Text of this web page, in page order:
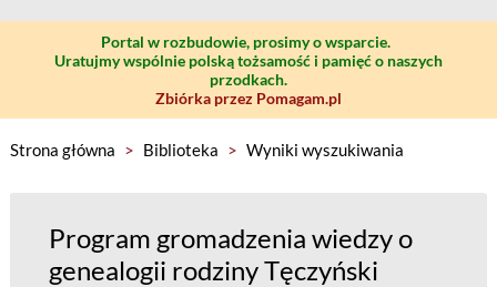
Portal w rozbudowie, prosimy o wsparcie.
Uratujmy wspólnie polską tożsamość i pamięć o naszych
przodkach.
Zbiórka przez Pomagam.pl
Strona główna > Biblioteka > Wyniki wyszukiwania
Program gromadzenia wiedzy o
genealogii rodziny Tęczyński